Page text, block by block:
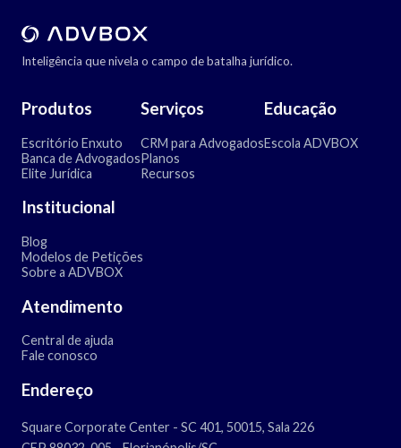
Inteligência que nivela o campo de batalha jurídico.
Produtos
Escritório Enxuto
Banca de Advogados
Elite Jurídica
Serviços
CRM para Advogados
Planos
Recursos
Educação
Escola ADVBOX
Institucional
Blog
Modelos de Petições
Sobre a ADVBOX
Atendimento
Central de ajuda
Fale conosco
Endereço
Square Corporate Center - SC 401, 50015, Sala 226